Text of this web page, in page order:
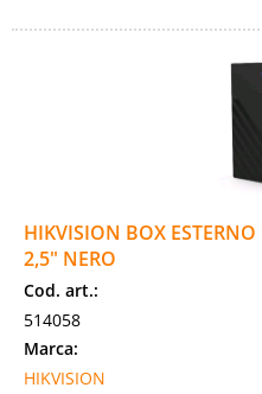
HIKVISION BOX
2,5" NERO
Cod. art.:
514058
Marca:
HIKVISION